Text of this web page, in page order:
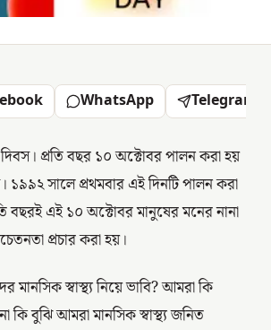
WhatsApp Telegram
দিবস। প্রতি বছর ১০ অক্টোবর পালন করা হয়
১৯৯২ সালে প্রথমবার এই দিনটি পালন করা
বছরই এই ১০ অক্টোবর মানুষের মনের নানা
প্রচার করা হয়।
স্বাস্থ্য নিয়ে ভাবি? আমরা কি
বুঝি আমরা মানসিক স্বাস্থ্য জনিত